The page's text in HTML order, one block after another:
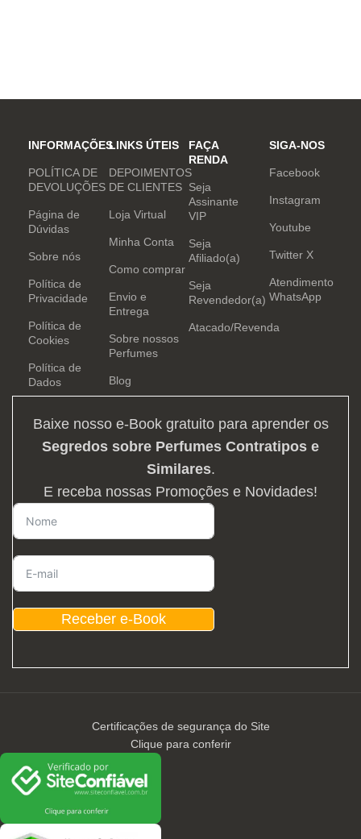
INFORMAÇÕES
POLÍTICA DE
DEVOLUÇÕES
Página de
Dúvidas
Sobre nós
Política de
Privacidade
Política de
Cookies
Política de
Dados
LINKS ÚTEIS
DEPOIMENTOS
DE CLIENTES
Loja Virtual
Minha Conta
Como comprar
Envio e
Entrega
Sobre nossos
Perfumes
Blog
FAÇA
RENDA
Seja
Assinante
VIP
Seja
Afiliado(a)
Seja
Revendedor(a)
Atacado/Revenda
SIGA-NOS
Facebook
Instagram
Youtube
Twitter X
Atendimento
WhatsApp
Baixe nosso e-Book gratuito para aprender os
Segredos sobre Perfumes Contratipos e
Similares.
E receba nossas Promoções e Novidades!
Receber e-Book
Certificações de segurança do Site
Clique para conferir